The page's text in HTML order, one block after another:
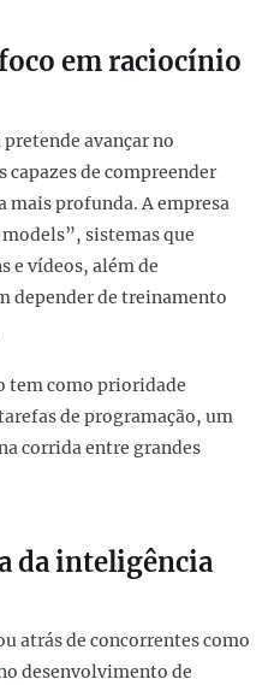
em raciocínio
avançar no
de compreender
mais profunda. A empresa
sistemas que
e vídeos, além de
depender de treinamento
tem como prioridade
de programação, um
corrida entre grandes
da inteligência
atrás de concorrentes como
desenvolvimento de